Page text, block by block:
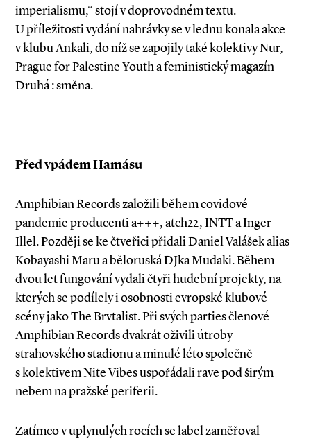
imperialismu,“ stojí v doprovodném textu.
U příležitosti vydání nahrávky se v lednu konala akce
v klubu Ankali, do níž se zapojily také kolektivy Nur,
Prague for Palestine Youth a feministický magazín
Druhá : směna.
Před vpádem Hamásu
Amphibian Records založili během covidové
pandemie producenti a+++, atch22, INTT a Inger
Illel. Později se ke čtveřici přidali Da­niel Valášek alias
Kobayashi Maru a běloruská DJka Mudaki. Během
dvou let fungování vydali čtyři hudební projekty, na
kterých se podílely i osobnosti evropské klubové
scény jako The Brvtalist. Při svých parties členové
Amphibian Records dvakrát oživili útroby
strahovského stadionu a minulé léto společně
s kolektivem Nite Vibes uspořádali rave pod širým
nebem na pražské periferii.
Zatímco v uplynulých rocích se label zaměřoval